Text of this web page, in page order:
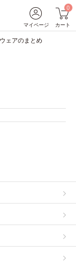
マイページ
0
カート
ェアのまとめ